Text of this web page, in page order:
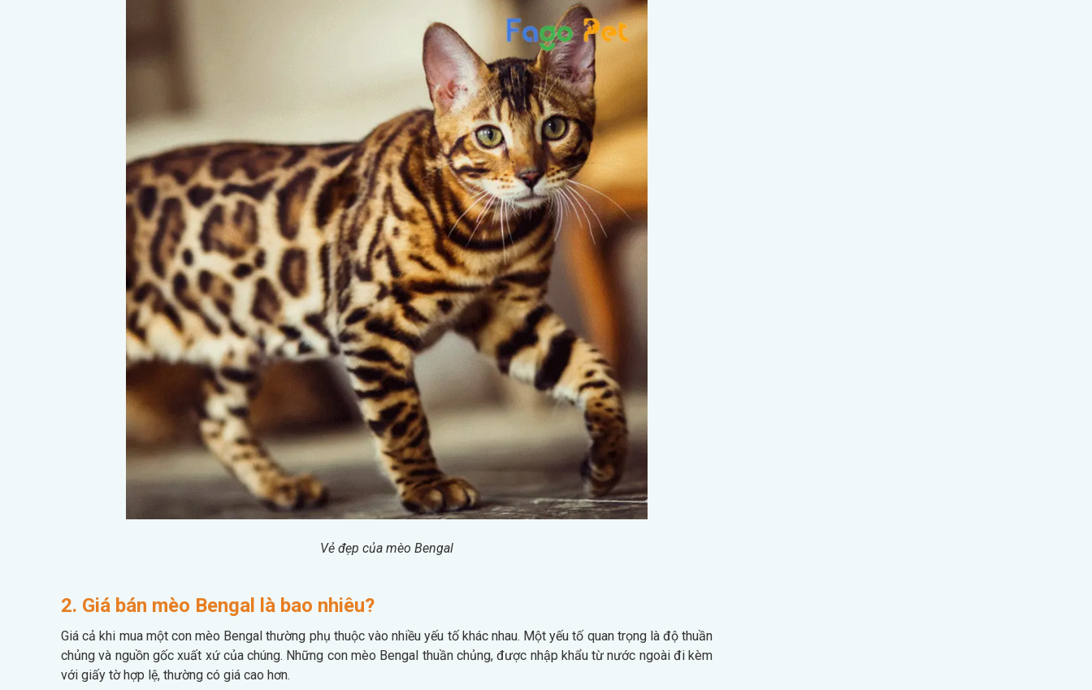
Vẻ đẹp của mèo Bengal
2. Giá bán mèo Bengal là bao nhiêu?
Giá cả khi mua một con mèo Bengal thường phụ thuộc vào nhiều yếu tố khác nhau. Một yếu tố quan trọng là độ thuần
chủng và nguồn gốc xuất xứ của chúng. Những con mèo Bengal thuần chủng, được nhập khẩu từ nước ngoài đi kèm
với giấy tờ hợp lệ, thường có giá cao hơn.